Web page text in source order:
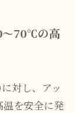
〜70℃の高
対し、アッ
を安全に発